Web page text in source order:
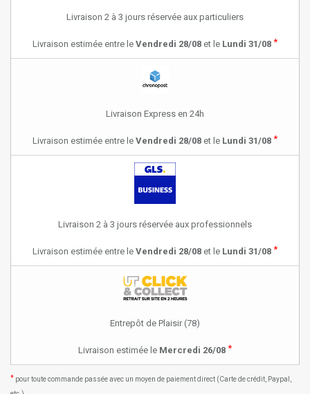
Livraison 2 à 3 jours réservée aux particuliers
Livraison estimée entre le Vendredi 28/08 et le Lundi 31/08 *
Livraison Express en 24h
Livraison estimée entre le Vendredi 28/08 et le Lundi 31/08 *
Livraison 2 à 3 jours réservée aux professionnels
Livraison estimée entre le Vendredi 28/08 et le Lundi 31/08 *
Entrepôt de Plaisir (78)
Livraison estimée le Mercredi 26/08 *
* pour toute commande passée avec un moyen de paiement direct (Carte de crédit, Paypal,